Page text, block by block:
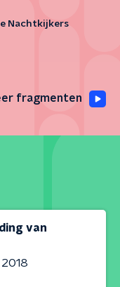
Nachtkijkers
fragmenten
van
2018